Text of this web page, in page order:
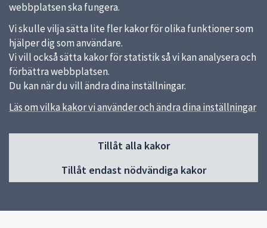
webbplatsen ska fungera.
Vi skulle vilja sätta lite fler kakor för olika funktioner som
hjälper dig som användare.
Vi vill också sätta kakor för statistik så vi kan analysera och
förbättra webbplatsen.
Du kan när du vill ändra dina inställningar.
Läs om vilka kakor vi använder och ändra dina inställningar
Tillåt alla kakor
Tillåt endast nödvändiga kakor
Sidfot
Upptäck mer ute